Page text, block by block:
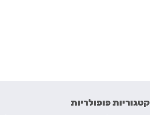
קטגוריות פופולריות